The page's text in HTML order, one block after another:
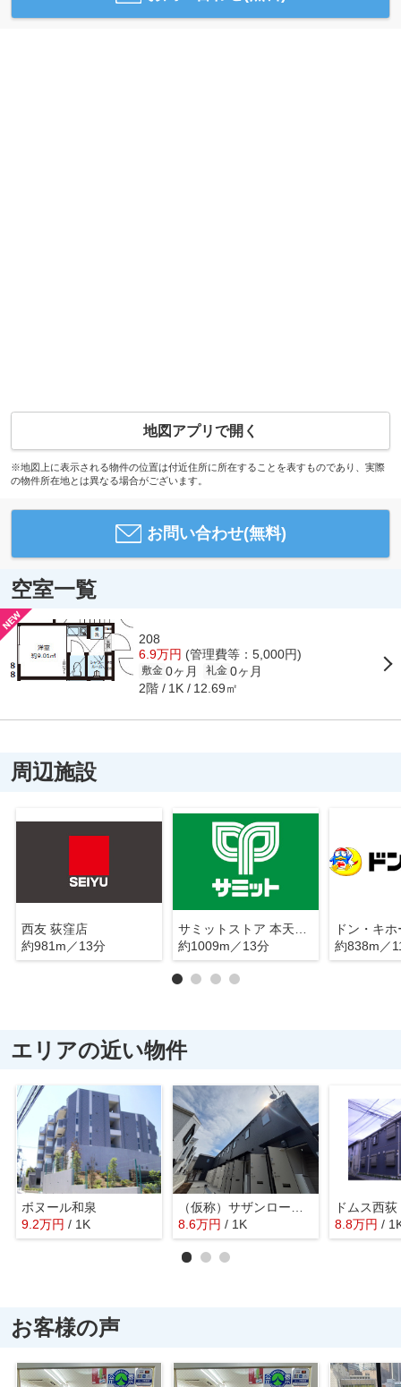
地図アプリで開く
※地図上に表示される物件の位置は付近住所に所在することを表すものであり、実際
の物件所在地とは異なる場合がございます。
お問い合わせ(無料)
空室一覧
208
6.9万円 (管理費等：5,000円)
敷金 0ヶ月 礼金 0ヶ月
2階 1K 12.69㎡
周辺施設
西友 荻窪店
約981m／13分
サミットストア 本天沼店
約1009m／13分
約838m／
エリアの近い物件
ボヌール和泉
9.2万円 / 1K
8.6万円 / 1K
ドムス西荻
8.8万円 /
お客様の声